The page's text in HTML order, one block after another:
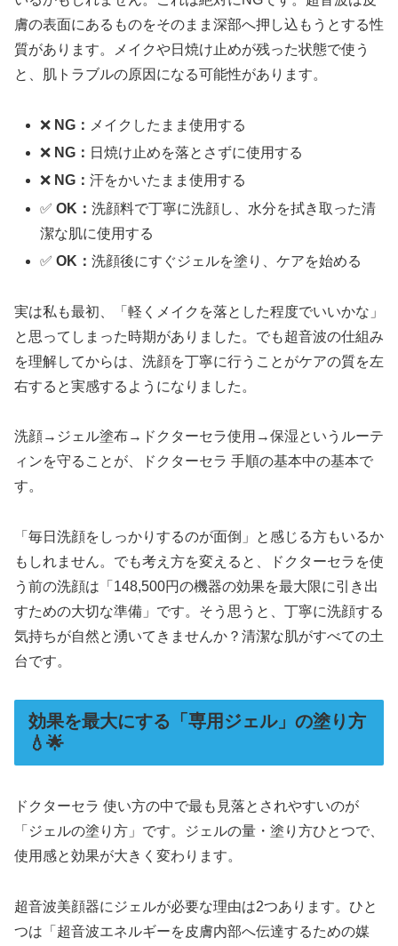
膚の表面にあるものをそのまま深部へ押し込もうとする性
質があります。メイクや日焼け止めが残った状態で使う
と、肌トラブルの原因になる可能性があります。
❌ NG： メイクしたまま使用する
❌ NG： 日焼け止めを落とさずに使用する
❌ NG：汗をかいたまま使用する
✅OK：洗顔料で丁寧に洗顔し、水分を拭き取った清
潔な肌に使用する
✅OK：洗顔後にすぐジェルを塗り、ケアを始める
実は私も最初、「軽くメイクを落とした程度でいいかな」
と思ってしまった時期がありました。でも超音波の仕組み
を理解してからは、洗顔を丁寧に行うことがケアの質を左
右すると実感するようになりました。
洗顔→ジェル塗布→ドクターセラ使用→保湿というルーテ
ィンを守ることが、ドクターセラ 手順の基本中の基本で
す。
「毎日洗顔をしっかりするのが面倒」と感じる方もいるか
もしれません。でも考え方を変えると、ドクターセラを使
う前の洗顔は「148,500円の機器の効果を最大限に引き出
すための大切な準備」です。そう思うと、丁寧に洗顔する
気持ちが自然と湧いてきませんか？清潔な肌がすべての土
台です。
効果を最大にする「専用ジェル」の塗り方
💧🌟
ドクターセラ 使い方の中で最も見落とされやすいのが
「ジェルの塗り方」です。ジェルの量・塗り方ひとつで、
使用感と効果が大きく変わります。
超音波美顔器にジェルが必要な理由は2つあります。ひと
つは「超音波エネルギーを皮膚内部へ伝達するための媒